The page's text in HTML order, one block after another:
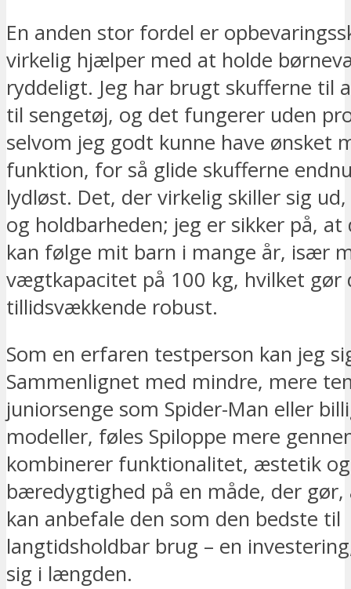
En anden stor fordel er
virkelig hjælper med at holde
ryddeligt. Jeg har brugt skufferne til
til sengetøj, og det fungerer uden
selvom jeg godt kunne have ønsket
funktion, for så glide skufferne
lydløst. Det, der virkelig skiller sig
og holdbarheden; jeg er sikker på, at
kan følge mit barn i mange år, især
vægtkapacitet på 100 kg, hvilket gør
tillidsvækkende robust.
Som en erfaren testperson kan jeg
Sammenlignet med mindre, mere
juniorsenge som Spider-Man eller
modeller, føles Spiloppe mere
kombinerer funktionalitet, æstetik og
bæredygtighed på en måde, der
kan anbefale den som den bedste til
langtidsholdbar brug – en
sig i længden.